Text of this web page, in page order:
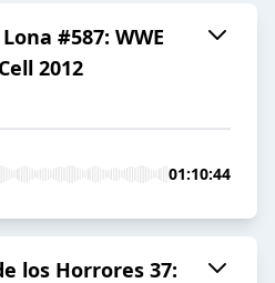
#587: WWE
2012
01:10:44
los Horrores 37: